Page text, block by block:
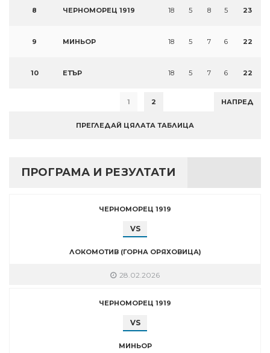
8 ЧЕРНОМОРЕЦ 1919 18 5 8 5 23
9 МИНЬОР 18 5 7 6 22
10 ЕТЪР 18 5 7 6 22
1 2 НАПРЕД
ПРЕГЛЕДАЙ ЦЯЛАТА ТАБЛИЦА
ПРОГРАМА И РЕЗУЛТАТИ
ЧЕРНОМОРЕЦ 1919
VS
ЛОКОМОТИВ (ГОРНА ОРЯХОВИЦА)
28.02.2026
ЧЕРНОМОРЕЦ 1919
VS
МИНЬОР